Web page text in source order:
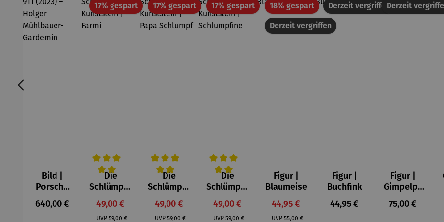
Bild |
Porsche
911 (2023)
– Holger
Regulärer Preis:
640,00 €
17% gespartRabatt
Durchschnittliche Bewertung von 5 von 5 Sternen
Die
Schlümpfe
aus
Kunststei
n | Farmi
Verkaufspreis:
49,00 €
UVP Regulärer Preis:
59,00 €
17% gespartRabatt
Durchschnittliche Bewertung von 5 von 5 Sternen
Die
Schlümpfe
aus
Kunststei
n | Papa
Verkaufspreis:
49,00 €
UVP Regulärer Preis:
59,00 €
17% gespartRabatt
Durchschnittliche Bewertung von 5 von 5 Sternen
Die
Schlümpfe
aus
Kunststei
n |
Verkaufspreis:
49,00 €
UVP Regulärer Preis:
59,00 €
Derzeit vergriffen
18% gespartRabatt
Figur |
Blaumeise
Verkaufspreis:
44,95 €
UVP Regulärer Preis:
55,00 €
Derzeit vergriffen
Figur |
Buchfink
Regulärer Preis:
44,95 €
Derzeit
Figur |
Gimpelpa
ar
Regulärer
75,00 €